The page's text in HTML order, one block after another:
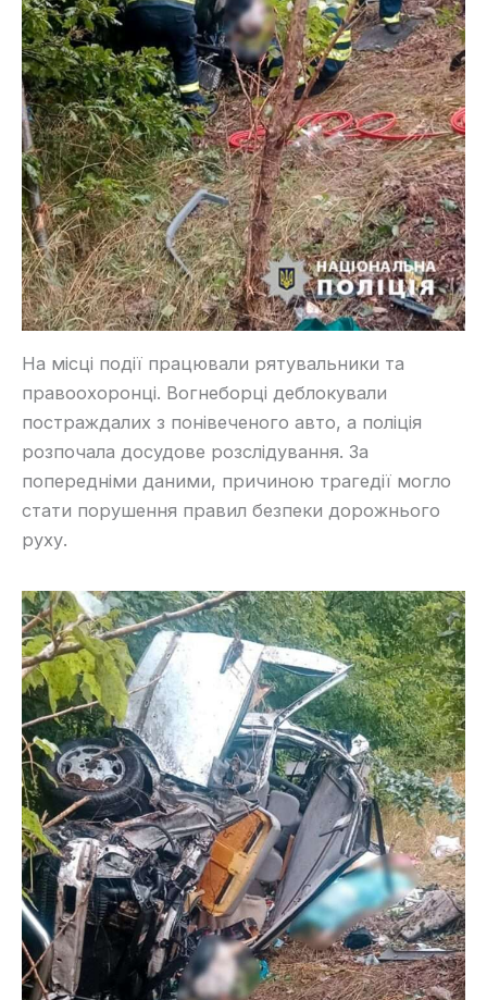
На місці події працювали рятувальники та
правоохоронці. Вогнеборці деблокували
постраждалих з понівеченого авто, а поліція
розпочала досудове розслідування. За
попередніми даними, причиною трагедії могло
стати порушення правил безпеки дорожнього
руху.